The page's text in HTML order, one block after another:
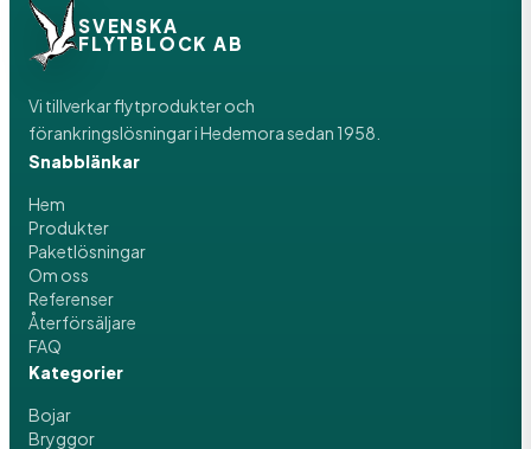
SVENSKA
FLYTBLOCK AB
Vi tillverkar flytprodukter och
förankringslösningar i Hedemora sedan 1958.
Snabblänkar
Hem
Produkter
Paketlösningar
Om oss
Referenser
Återförsäljare
FAQ
Kategorier
Bojar
Bryggor